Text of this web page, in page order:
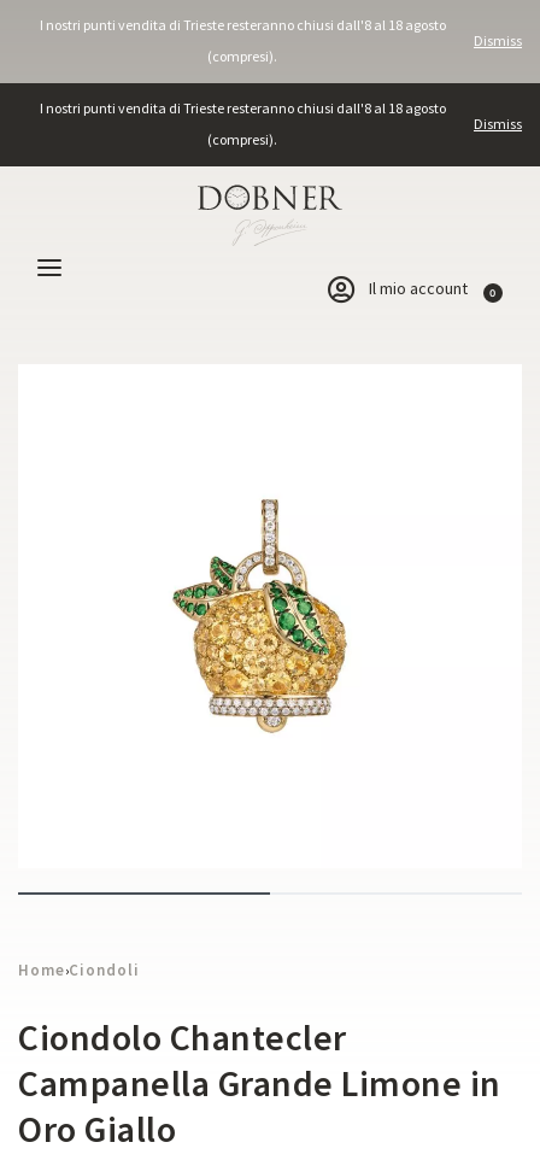
I nostri punti vendita di Trieste resteranno chiusi dall'8 al 18 agosto
(compresi).
Dismiss
I nostri punti vendita di Trieste resteranno chiusi dall'8 al 18 agosto
(compresi).
Dismiss
Il mio account 0
Home›Ciondoli
Ciondolo Chantecler
Campanella Grande Limone in
Oro Giallo